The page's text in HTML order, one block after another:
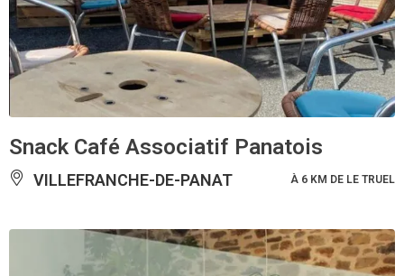
Snack Café Associatif Panatois
VILLEFRANCHE-DE-PANAT À 6 KM DE LE TRUEL